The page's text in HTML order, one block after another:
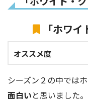
「ホワ
オススメ度
シーズン２の中では
面白いと思いました。